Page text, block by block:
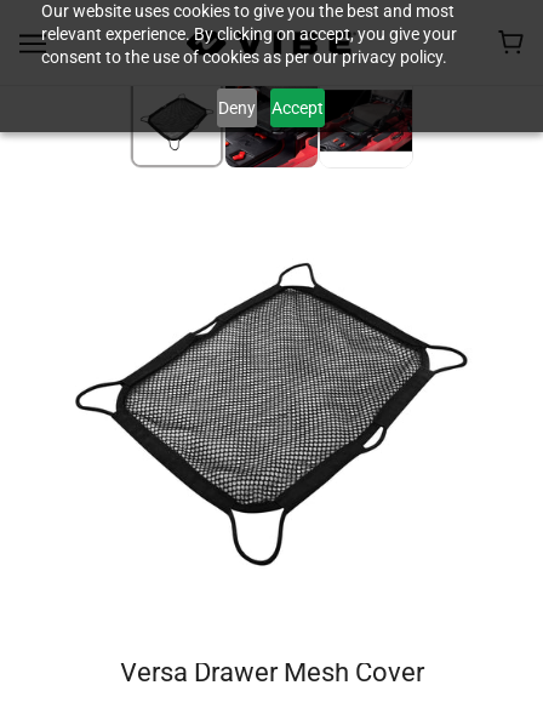
Our website uses cookies to give you the best and most
relevant experience. By clicking on accept, you give your
consent to the use of cookies as per our privacy policy.
Deny Accept
Versa Drawer Mesh Cover